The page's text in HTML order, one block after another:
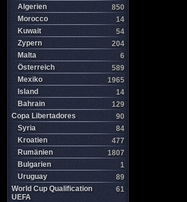
Algerien
850
Morocco
14
Kuwait
54
Zypern
204
Malta
6
Österreich
589
Mexiko
1965
Island
14
Bahrain
129
Copa Libertadores
90
Syria
84
Kroatien
477
Rumänien
1807
Bulgarien
1
Uruguay
89
World Cup Qualification
UEFA
61